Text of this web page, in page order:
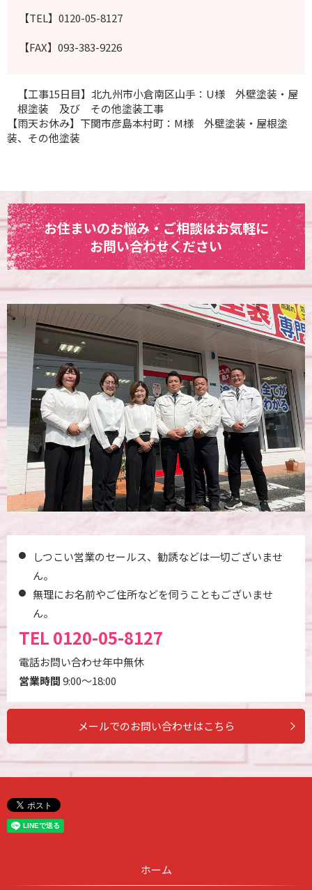
【TEL】0120-05-8127
【FAX】093-383-9226
【工事15日目】北九州市小倉南区山手：U様 外壁塗装・屋
根塗装 及び その他塗装工事
【雨天お休み】下関市彦島本村町：M様 外壁塗装・屋根塗
装、その他塗装
お住まいのお悩み・ご相談はお気軽に
お問い合わせください
しつこい営業のセールス、勧誘などは一切ございませ
ん。
無理にお名前やご住所などを伺うこともございませ
ん。
TEL 0120-05-8127
電話お問い合わせ年中無休
営業時間9:00～18:00
メールでのお問い合わせはこちら
ホーム